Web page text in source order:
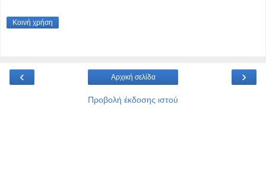
Κοινή χρήση
‹ ›
Αρχική σελίδα
Προβολή έκδοσης ιστού